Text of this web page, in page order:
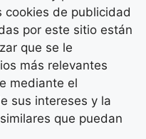
cookies de publicidad
por este sitio están
que se le
más relevantes
mediante el
sus intereses y la
que puedan